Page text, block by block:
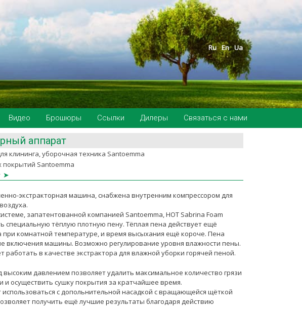
Ua
En
Ru
Видео Брошюры Ссылки Дилеры Связаться с нами
аппарат
клининга, уборочная техника Santoemma
Santoemma
➤
экстракторная машина, снабжена внутренним компрессором для
запатентованной компанией Santoemma, HOT Sabrina Foam
специальную тёплую плотную пену. Тёплая пена действует ещё
при комнатной температуре, и время высыхания ещё короче. Пена
включения машины. Возможно регулирование уровня влажности пены.
работать в качестве экстрактора для влажной уборки горячей пеной.
давлением позволяет удалить максимальное количество грязи
и осуществить сушку покрытия за кратчайшее время.
использоваться с допольнительной насадкой с вращающейся щёткой
получить ещё лучшие результаты благодаря действию